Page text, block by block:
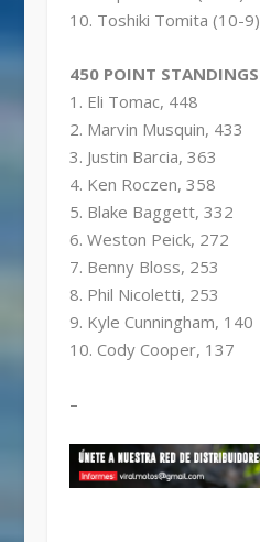
10. Toshiki Tomita (10-9)
450 POINT STANDINGS
1. Eli Tomac, 448
2. Marvin Musquin, 433
3. Justin Barcia, 363
4. Ken Roczen, 358
5. Blake Baggett, 332
6. Weston Peick, 272
7. Benny Bloss, 253
8. Phil Nicoletti, 253
9. Kyle Cunningham, 140
10. Cody Cooper, 137
–